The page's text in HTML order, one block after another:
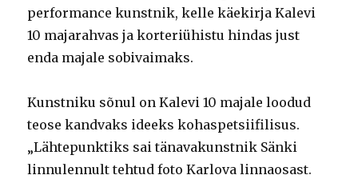
performance kunstnik, kelle käekirja Kalevi
10 majarahvas ja korteriühistu hindas just
enda majale sobivaimaks.
Kunstniku sõnul on Kalevi 10 majale loodud
teose kandvaks ideeks kohaspetsiifilisus.
„Lähtepunktiks sai tänavakunstnik Sänki
linnulennult tehtud foto Karlova linnaosast.